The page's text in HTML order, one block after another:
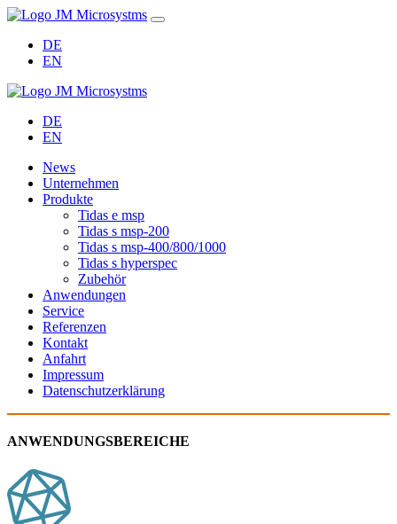
DE
EN
DE
EN
News
Unternehmen
Produkte
Tidas e msp
Tidas s msp-200
Tidas s msp-400/800/1000
Tidas s hyperspec
Zubehör
Anwendungen
Service
Referenzen
Kontakt
Anfahrt
Impressum
Datenschutzerklärung
ANWENDUNGSBEREICHE